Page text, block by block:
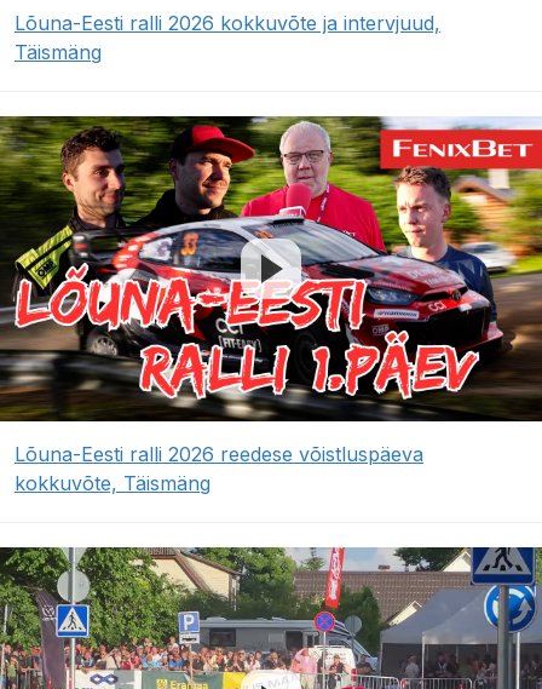
Lõuna-Eesti ralli 2026 kokkuvõte ja intervjuud,
Täismäng
Lõuna-Eesti ralli 2026 reedese võistluspäeva
kokkuvõte, Täismäng